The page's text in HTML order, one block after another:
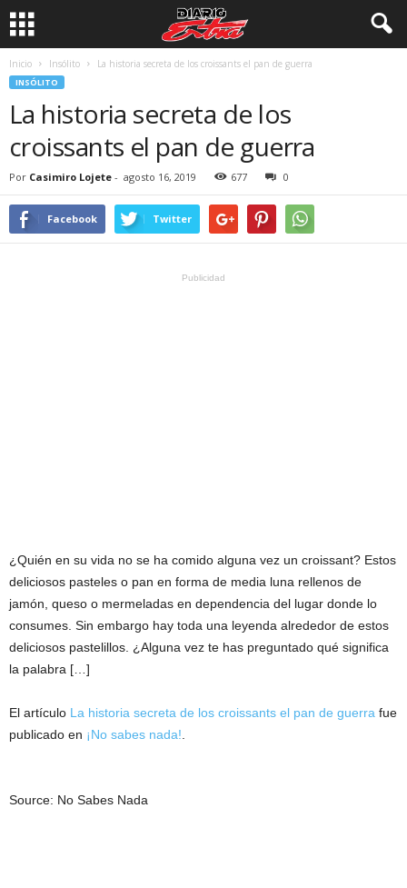
Inicio Insólito La historia secreta de los croissants el pan de guerra
INSÓLITO
La historia secreta de los
croissants el pan de guerra
Por Casimiro Lojete - agosto 16, 2019 677 0
Facebook Twitter
Publicidad
¿Quién en su vida no se ha comido alguna vez un croissant? Estos
deliciosos pasteles o pan en forma de media luna rellenos de
jamón, queso o mermeladas en dependencia del lugar donde lo
consumes. Sin embargo hay toda una leyenda alrededor de estos
deliciosos pastelillos. ¿Alguna vez te has preguntado qué significa
la palabra […]
El artículo La historia secreta de los croissants el pan de guerra fue
publicado en ¡No sabes nada!
Source: No Sabes Nada